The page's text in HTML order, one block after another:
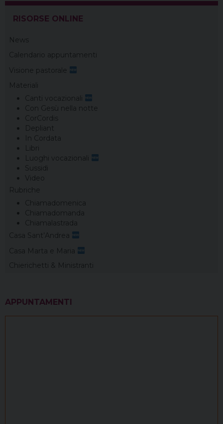
RISORSE ONLINE
News
Calendario appuntamenti
Visione pastorale
Materiali
Canti vocazionali
Con Gesù nella notte
CorCordis
Depliant
In Cordata
Libri
Luoghi vocazionali
Sussidi
Video
Rubriche
Chiamadomenica
Chiamadomanda
Chiamalastrada
Casa Sant’Andrea
Casa Marta e Maria
Chierichetti & Ministranti
APPUNTAMENTI